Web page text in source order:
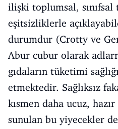
ilişki toplumsal, sınıfsal
eşitsizliklerle
durumdur (Crotty ve
Abur cubur olarak
gıdaların tüketimi
etmektedir. Sağlıksız
kısmen daha ucuz,
sunulan bu yiyecekler